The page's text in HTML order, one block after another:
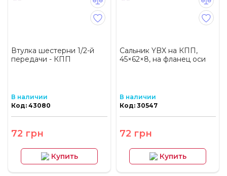
Втулка шестерни 1/2-й
передачи - КПП
В наличии
Код: 43080
72 грн
Купить
Сальник YBX на КПП,
45×62×8, на фланец оси
В наличии
Код: 30547
72 грн
Купить